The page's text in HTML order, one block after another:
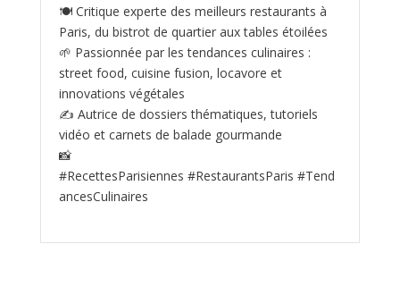
🍽️ Critique experte des meilleurs restaurants à
Paris, du bistrot de quartier aux tables étoilées
🌱 Passionnée par les tendances culinaires :
street food, cuisine fusion, locavore et
innovations végétales
✍️ Autrice de dossiers thématiques, tutoriels
vidéo et carnets de balade gourmande
📸
#RecettesParisiennes #RestaurantsParis #Tend
ancesCulinaires